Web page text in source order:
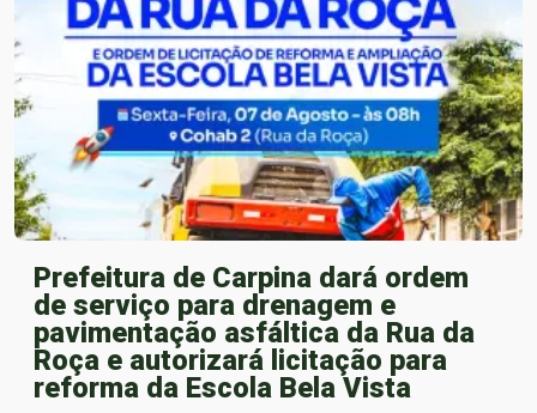
Prefeitura de Carpina dará ordem
de serviço para drenagem e
pavimentação asfáltica da Rua da
Roça e autorizará licitação para
reforma da Escola Bela Vista